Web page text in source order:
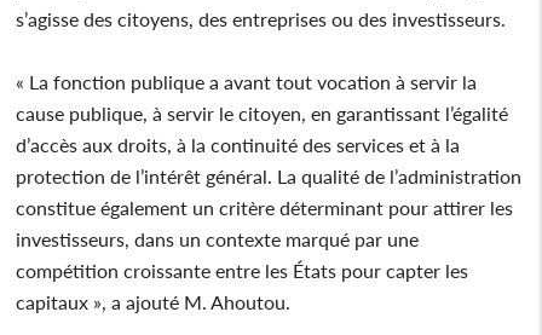
s’agisse des citoyens, des entreprises ou des investisseurs.
« La fonction publique a avant tout vocation à servir la
cause publique, à servir le citoyen, en garantissant l’égalité
d’accès aux droits, à la continuité des services et à la
protection de l’intérêt général. La qualité de l’administration
constitue également un critère déterminant pour attirer les
investisseurs, dans un contexte marqué par une
compétition croissante entre les États pour capter les
capitaux », a ajouté M. Ahoutou.